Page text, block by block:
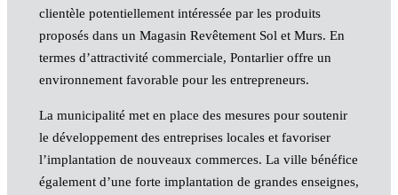
clientèle potentiellement intéressée par les produits
proposés dans un Magasin Revêtement Sol et Murs. En
termes d’attractivité commerciale, Pontarlier offre un
environnement favorable pour les entrepreneurs.
La municipalité met en place des mesures pour soutenir
le développement des entreprises locales et favoriser
l’implantation de nouveaux commerces. La ville bénéfice
également d’une forte implantation de grandes enseignes,